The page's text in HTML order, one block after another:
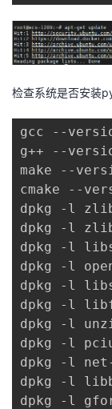
检查系统是否安装
gcc --
g++ --
make --
cmake --
dpkg -l
dpkg -l
dpkg -l
dpkg -l
dpkg -l
dpkg -l
dpkg -l
dpkg -l
dpkg -l
dpkg -l
dpkg -l